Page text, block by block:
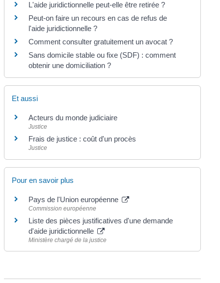
L'aide juridictionnelle peut-elle être retirée ?
Peut-on faire un recours en cas de refus de
l'aide juridictionnelle ?
Comment consulter gratuitement un avocat ?
Sans domicile stable ou fixe (SDF) : comment
obtenir une domiciliation ?
Et aussi
Acteurs du monde judiciaire
Justice
Frais de justice : coût d'un procès
Justice
Pour en savoir plus
Pays de l'Union européenne
Commission européenne
Liste des pièces justificatives d'une demande
d'aide juridictionnelle
Ministère chargé de la justice